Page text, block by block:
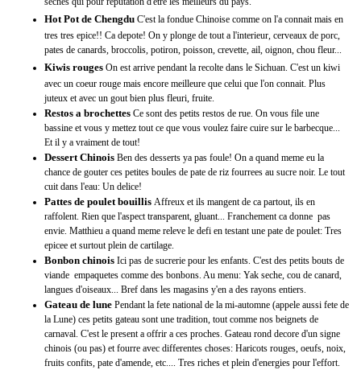
Hot Pot de Chengdu C'est la fondue Chinoise comme on l'a connait mais en
tres tres epice!! Ca depote! On y plonge de tout a l'interieur, cerveaux de porc,
pates de canards, broccolis, potiron, poisson, crevette, ail, oignon, chou fleur...
Kiwis rouges On est arrive pendant la recolte dans le Sichuan. C'est un kiwi
avec un coeur rouge mais encore meilleure que celui que l'on connait. Plus
juteux et avec un gout bien plus fleuri, fruite.
Restos a brochettes Ce sont des petits restos de rue. On vous file une
bassine et vous y mettez tout ce que vous voulez faire cuire sur le barbecque...
Et il y a vraiment de tout!
Dessert Chinois Ben des desserts ya pas foule! On a quand meme eu la
chance de gouter ces petites boules de pate de riz fourrees au sucre noir. Le tout
cuit dans l'eau: Un delice!
Pattes de poulet bouillis Affreux et ils mangent de ca partout, ils en
raffolent. Rien que l'aspect transparent, gluant... Franchement ca donne pas
envie. Matthieu a quand meme releve le defi en testant une pate de poulet: Tres
epicee et surtout plein de cartilage.
Bonbon chinois Ici pas de sucrerie pour les enfants. C'est des petits bouts de
viande empaquetes comme des bonbons. Au menu: Yak seche, cou de canard,
langues d'oiseaux... Bref dans les magasins y'en a des rayons entiers.
Gateau de lune Pendant la fete national de la mi-automne (appele aussi fete de
la Lune) ces petits gateau sont une tradition, tout comme nos beignets de
carnaval. C'est le present a offrir a ces proches. Gateau rond decore d'un signe
chinois (ou pas) et fourre avec differentes choses: Haricots rouges, oeufs, noix,
fruits confits, pate d'amende, etc.... Tres riches et plein d'energies pour l'effort.